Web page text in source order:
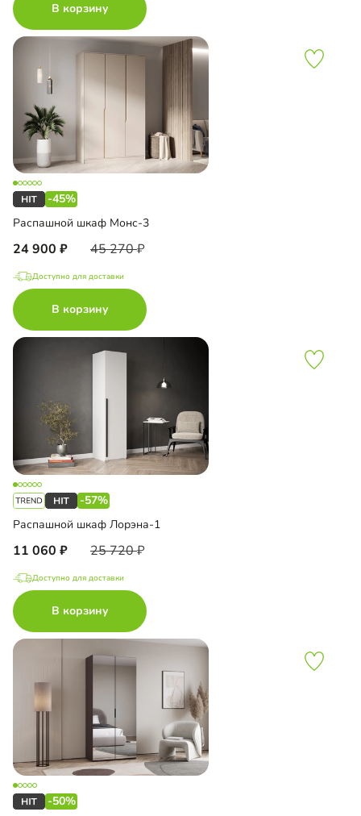
В корзину
-45%
Распашной шкаф Монс-3
24 900 45 270
Доступно для доставки
В корзину
-57%
Распашной шкаф Лорэна-1
11 060 25 720
Доступно для доставки
В корзину
-50%